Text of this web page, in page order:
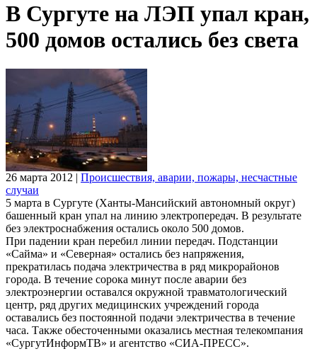
В Сургуте на ЛЭП упал кран,
500 домов остались без света
26 марта 2012 | Происшествия, аварии, пожары, несчастные
случаи
5 марта в Сургуте (Ханты-Мансийский автономный округ)
башенный кран упал на линию электропередач. В результате
без электроснабжения остались около 500 домов.
При падении кран перебил линии передач. Подстанции
«Сайма» и «Северная» остались без напряжения,
прекратилась подача электричества в ряд микрорайонов
города. В течение сорока минут после аварии без
электроэнергии оставался окружной травматологический
центр, ряд других медицинских учреждений города
оставались без постоянной подачи электричества в течение
часа. Также обесточенными оказались местная телекомпания
«СургутИнформТВ» и агентство «СИА-ПРЕСС».